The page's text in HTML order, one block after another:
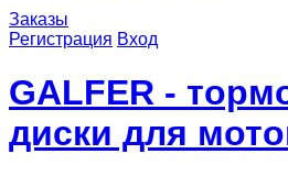
Заказы
Регистрация Вход
GALFER -
диски для